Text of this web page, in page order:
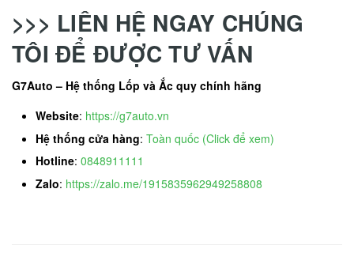
>>> LIÊN HỆ NGAY CHÚNG
TÔI ĐỂ ĐƯỢC TƯ VẤN
G7Auto – Hệ thống Lốp và Ắc quy chính hãng
Website: https://g7auto.vn
Hệ thống cửa hàng: Toàn quốc (Click để xem)
Hotline: 0848911111
Zalo: https://zalo.me/1915835962949258808